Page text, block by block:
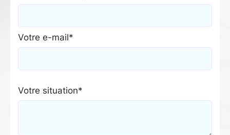
Votre e-mail*
Votre situation*